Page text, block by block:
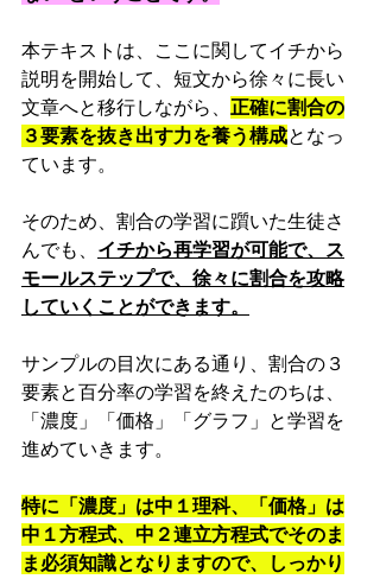
本テキストは、ここに関してイチから
説明を開始して、短文から徐々に長い
文章へと移行しながら、 正確に割合の
３要素を抜き出す力を養う構成となっ
ています。
そのため、割合の学習に躓いた生徒さ
んでも、 イチから再学習が可能で、ス
モールステップで、徐々に割合を攻略
していくことができます。
サンプルの目次にある通り、割合の３
要素と百分率の学習を終えたのちは、
「濃度」「価格」「グラフ」と学習を
進めていきます。
特に「濃度」は中１理科、「価格」は
中１方程式、中２連立方程式でそのま
ま必須知識となりますので、しっかり